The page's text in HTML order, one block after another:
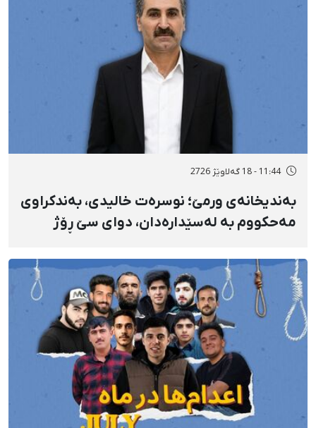
11:44 - 18 گەلاوێژ 2726
بەندیخانەی ورمێ؛ نوسرەت خالیدی، بەندکراوی
مەحکووم بە لەسێدارەدان، دوای سێ ڕۆژ
نەخۆشخانە گیانی لەدەست دا